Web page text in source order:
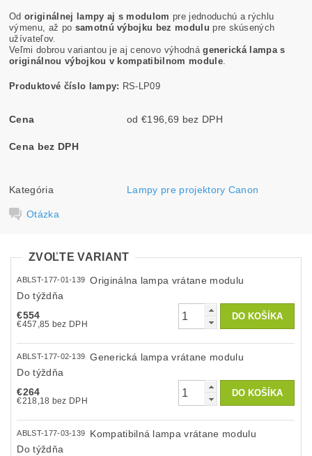
Odoriginálnej lampy aj s modulom pre jednoduchú a rýchlu
výmenu, až po samotnú výbojku bez modulu pre skúsených
užívateľov.
Veľmi dobrou variantou je aj cenovo výhodnágenerická lampa s
originálnou výbojkou v kompatibilnom module.
Produktové číslo lampy: RS-LP09
Cena od €196,69 bez DPH
Cena bez DPH
Kategória Lampy pre projektory Canon
Otázka
ZVOĽTE VARIANT
ABLST-177-01-139
Originálna lampa vrátane modulu
Do týždňa
€554
€457,85 bez DPH
ABLST-177-02-139
Generická lampa vrátane modulu
Do týždňa
€264
€218,18 bez DPH
ABLST-177-03-139
Kompatibilná lampa vrátane modulu
Do týždňa